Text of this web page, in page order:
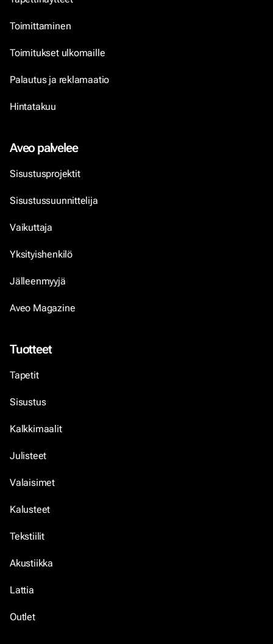
Toimittaminen
Toimitukset ulkomaille
Palautus ja reklamaatio
Hintatakuu
Aveo palvelee
Sisustusprojektit
Sisustussuunnittelija
Vaikuttaja
Yksityishenkilö
Jälleenmyyjä
Aveo Magazine
Tuotteet
Tapetit
Sisustus
Kalkkimaalit
Julisteet
Valaisimet
Kalusteet
Tekstiilit
Akustiikka
Lattia
Outlet